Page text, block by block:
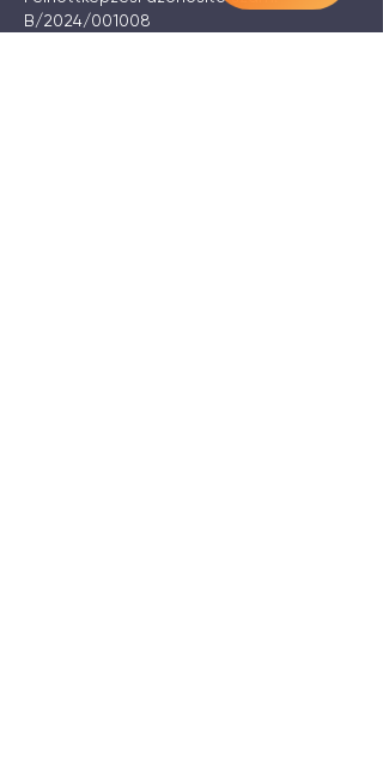
B/2024/001008